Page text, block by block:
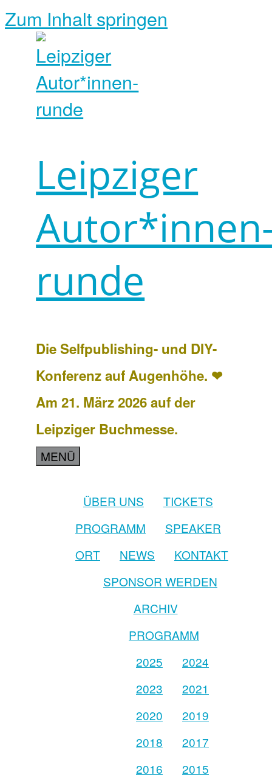
Zum Inhalt springen
Leipziger
runde
Die Selfpublishing- und DIY-
Konferenz auf Augenhöhe. ❤
Am 21. März 2026 auf der
Leipziger Buchmesse.
MENÜ
ÜBER UNS
TICKETS
PROGRAMM
SPEAKER
ORT
NEWS
KONTAKT
SPONSOR WERDEN
ARCHIV
PROGRAMM
2025
2024
2023
2021
2020
2019
2018
2017
2016
2015